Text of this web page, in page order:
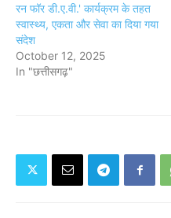
रन फॉर डी.ए.वी.' कार्यक्रम के तहत
स्वास्थ्य, एकता और सेवा का दिया गया
संदेश
October 12, 2025
In "छत्तीसगढ़"